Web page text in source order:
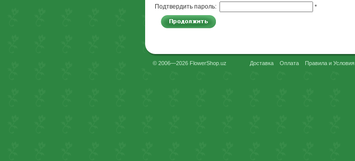
Подтвердить пароль:
*
© 2006—2026 FlowerShop.uz Доставка Оплата Правила и Условия